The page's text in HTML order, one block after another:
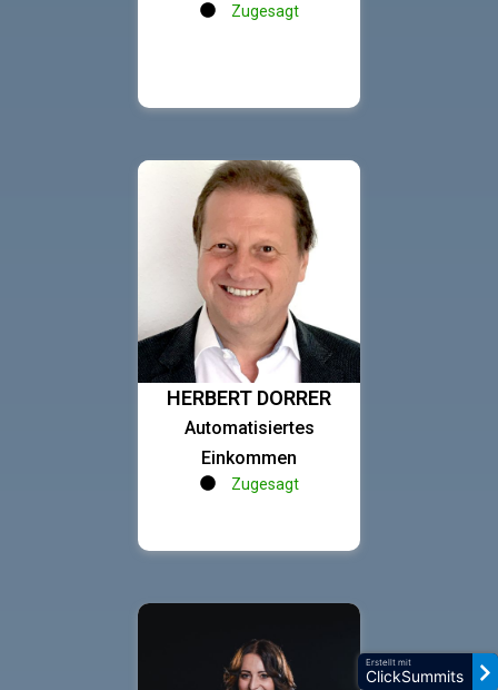
Zugesagt
HERBERT DORRER
Automatisiertes
Einkommen
Zugesagt
Erstellt mit
ClickSummits